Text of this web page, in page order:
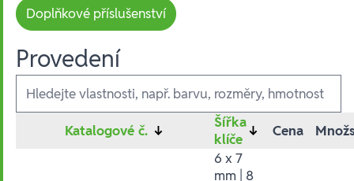
Doplňkové příslušenství
Provedení
Ausführungen
Katalogové č. ↓
Šířka
klíče ↓ Cena
6 x 7
mm | 8